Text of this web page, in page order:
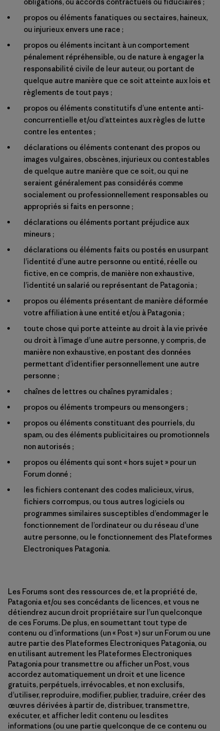
propos ou éléments fanatiques ou sectaires, haineux,
ou injurieux envers une race ;
propos ou éléments incitant à un comportement
pénalement répréhensible, ou de nature à engager la
responsabilité civile de leur auteur, ou portant de
quelque autre manière que ce soit atteinte aux lois et
règlements de tout pays ;
propos ou éléments constitutifs d’une entente anti-
concurrentielle et/ou d’atteintes aux règles de lutte
contre les ententes ;
déclarations ou éléments contenant des propos ou
images vulgaires, obscènes, injurieux ou contestables
de quelque autre manière que ce soit, ou qui ne
seraient généralement pas considérés comme
socialement ou professionnellement responsables ou
appropriés si faits en personne ;
déclarations ou éléments portant préjudice aux
mineurs ;
déclarations ou éléments faits ou postés en usurpant
l’identité d’une autre personne ou entité, réelle ou
fictive, en ce compris, de manière non exhaustive,
l’identité un salarié ou représentant de Patagonia ;
propos ou éléments présentant de manière déformée
votre affiliation à une entité et/ou à Patagonia ;
toute chose qui porte atteinte au droit à la vie privée
ou droit à l’image d’une autre personne, y compris, de
manière non exhaustive, en postant des données
permettant d’identifier personnellement une autre
personne ;
chaînes de lettres ou chaînes pyramidales ;
propos ou éléments trompeurs ou mensongers ;
propos ou éléments constituant des pourriels, du
spam, ou des éléments publicitaires ou promotionnels
non autorisés ;
propos ou éléments qui sont « hors sujet » pour un
Forum donné ;
les fichiers contenant des codes malicieux, virus,
fichiers corrompus, ou tous autres logiciels ou
programmes similaires susceptibles d’endommager le
fonctionnement de l’ordinateur ou du réseau d’une
autre personne, ou le fonctionnement des Plateformes
Electroniques Patagonia.
Les Forums sont des ressources de, et la propriété de,
Patagonia et/ou ses concédants de licences, et vous ne
détiendrez aucun droit propriétaire sur l’un quelconque
de ces Forums. De plus, en soumettant tout type de
contenu ou d’informations (un « Post ») sur un Forum ou une
autre partie des Plateformes Electroniques Patagonia, ou
en utilisant autrement les Plateformes Electroniques
Patagonia pour transmettre ou afficher un Post, vous
accordez automatiquement un droit et une licence
gratuits, perpétuels, irrévocables, et non exclusifs,
d’utiliser, reproduire, modifier, publier, traduire, créer des
œuvres dérivées à partir de, distribuer, transmettre,
exécuter, et afficher ledit contenu ou lesdites
informations (ou une partie quelconque de ce contenu ou